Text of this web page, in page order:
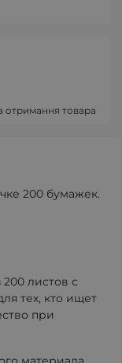
200 бумажек.
листов с
тех, кто ищет
при
отримання товара